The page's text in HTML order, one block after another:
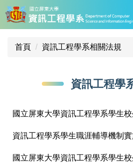
跳
到
主
首頁 資訊工程學系相關法規
資訊工程學
資訊工程學系學生職涯輔導機制
國立屏東大學資訊工程學系學生